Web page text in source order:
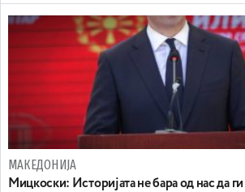
МАКЕДОНИЈА
Мицкоски: Историјата не бара од нас да